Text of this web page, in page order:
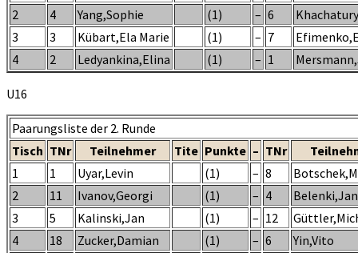
2
4 Yang,Sophie (1) – 6
3
3 Kübart,Ela Marie (1) – 7
4
2 Ledyankina,Elina (1) – 1
U16
Paarungsliste der 2. Runde
Tisch TNr Teilnehmer Tite Punkte – TNr
1
1 Uyar,Levin (1) – 8
2
11 Ivanov,Georgi (1) – 4
3
5 Kalinski,Jan (1) – 12
4
18 Zucker,Damian (1) – 6
Yin,Vito